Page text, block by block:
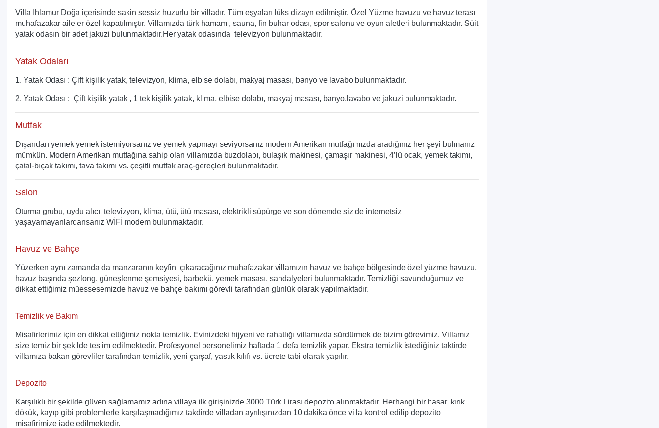
Villa Ihlamur Doğa içerisinde sakin sessiz huzurlu bir villadır. Tüm eşyaları lüks dizayn edilmiştir. Özel Yüzme havuzu ve havuz terası
muhafazakar aileler özel kapatılmıştır. Villamızda türk hamamı, sauna, fin buhar odası, spor salonu ve oyun aletleri bulunmaktadır. Süit
yatak odasın bir adet jakuzi bulunmaktadır.Her yatak odasında televizyon bulunmaktadır.
Yatak Odaları
1. Yatak Odası : Çift kişilik yatak, televizyon, klima, elbise dolabı, makyaj masası, banyo ve lavabo bulunmaktadır.
2. Yatak Odası : Çift kişilik yatak , 1 tek kişilik yatak, klima, elbise dolabı, makyaj masası, banyo,lavabo ve jakuzi bulunmaktadır.
Mutfak
Dışarıdan yemek yemek istemiyorsanız ve yemek yapmayı seviyorsanız modern Amerikan mutfağımızda aradığınız her şeyi bulmanız
mümkün. Modern Amerikan mutfağına sahip olan villamızda buzdolabı, bulaşık makinesi, çamaşır makinesi, 4’lü ocak, yemek takımı,
çatal-bıçak takımı, tava takımı vs. çeşitli mutfak araç-gereçleri bulunmaktadır.
Salon
Oturma grubu, uydu alıcı, televizyon, klima, ütü, ütü masası, elektrikli süpürge ve son dönemde siz de internetsiz
yaşayamayanlardansanız WİFİ modem bulunmaktadır.
Havuz ve Bahçe
Yüzerken aynı zamanda da manzaranın keyfini çıkaracağınız muhafazakar villamızın havuz ve bahçe bölgesinde özel yüzme havuzu,
havuz başında şezlong, güneşlenme şemsiyesi, barbekü, yemek masası, sandalyeleri bulunmaktadır. Temizliği savunduğumuz ve
dikkat ettiğimiz müessesemizde havuz ve bahçe bakımı görevli tarafından günlük olarak yapılmaktadır.
Temizlik ve Bakım
Misafirlerimiz için en dikkat ettiğimiz nokta temizlik. Evinizdeki hijyeni ve rahatlığı villamızda sürdürmek de bizim görevimiz. Villamız
size temiz bir şekilde teslim edilmektedir. Profesyonel personelimiz haftada 1 defa temizlik yapar. Ekstra temizlik istediğiniz taktirde
villamıza bakan görevliler tarafından temizlik, yeni çarşaf, yastık kılıfı vs. ücrete tabi olarak yapılır.
Depozito
Karşılıklı bir şekilde güven sağlamamız adına villaya ilk girişinizde 3000 Türk Lirası depozito alınmaktadır. Herhangi bir hasar, kırık
dökük, kayıp gibi problemlerle karşılaşmadığımız takdirde villadan ayrılışınızdan 10 dakika önce villa kontrol edilip depozito
misafirimize iade edilmektedir.